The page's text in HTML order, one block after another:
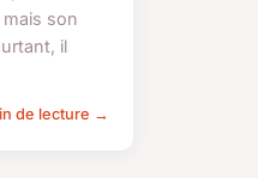
son
il
de lecture →